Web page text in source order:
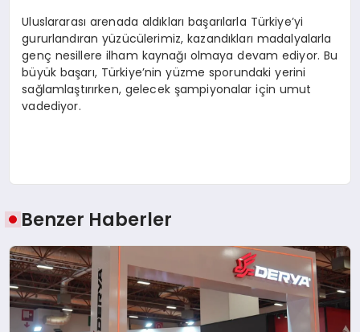
Uluslararası arenada aldıkları başarılarla Türkiye’yi
gururlandıran yüzücülerimiz, kazandıkları madalyalarla
genç nesillere ilham kaynağı olmaya devam ediyor. Bu
büyük başarı, Türkiye’nin yüzme sporundaki yerini
sağlamlaştırırken, gelecek şampiyonalar için umut
vadediyor.
Benzer Haberler